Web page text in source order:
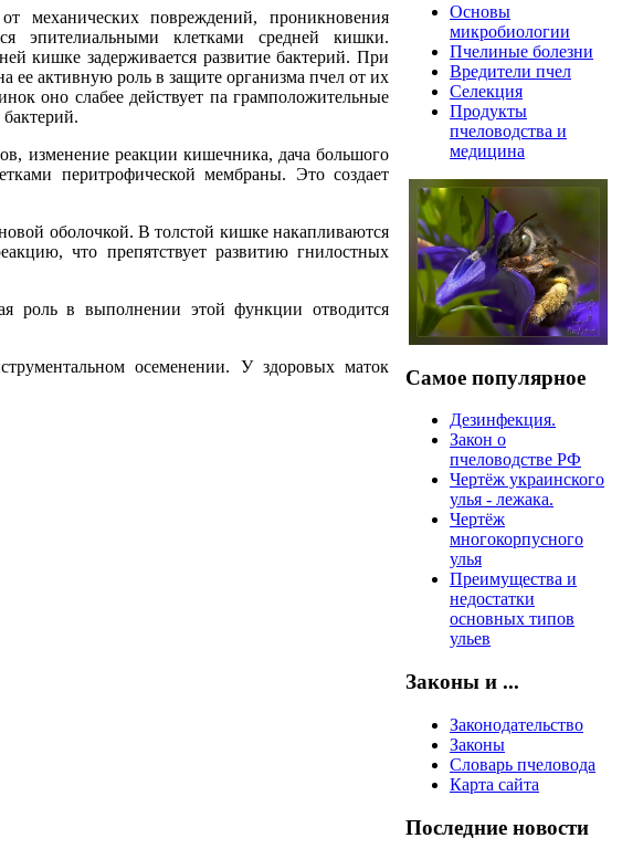
меха­нических повреждений, проникновения
эпителиальными клетками средней кишки.
кишке задерживается развитие бактерий. При
ее активную роль в защите организма пчел от их
оно слабее действует па грамположительные
изменение реакции кишечника, дача большого
перитрофической мембраны. Это создает
оболочкой. В толстой кишке накапливаются
что препятствует развитию гнилостных
роль в выполнении этой функции отводится
осеменении. У здоровых маток
Основы
микробиологии
Пчелиные болезни
Вредители пчел
Селекция
Продукты
пчеловодства и
медицина
Самое популярное
Дезинфекция.
Закон о
пчеловодстве РФ
Чертёж украинского
улья - лежака.
Чертёж
многокорпусного
улья
Преимущества и
недостатки
основных типов
ульев
Законы и ...
Законодательство
Законы
Словарь пчеловода
Карта сайта
Последние новости